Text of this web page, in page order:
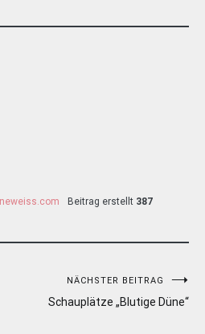
Beitrag erstellt 387
NÄCHSTER BEITRAG
Schauplätze „Blutige Düne“